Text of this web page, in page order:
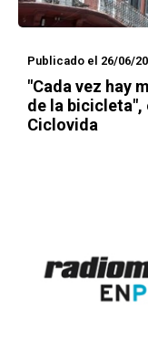
Publicado el 26/06/
"Cada vez hay
de la bicicleta",
Ciclovida